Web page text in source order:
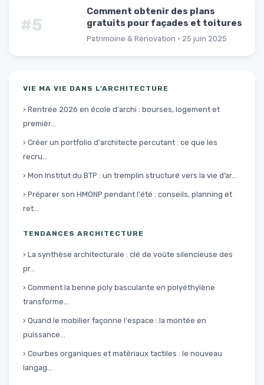
#5
Comment obtenir des plans
gratuits pour façades et toitures
Patrimoine & Rénovation · 25 juin 2025
VIE MA VIE DANS L'ARCHITECTURE
› Rentrée 2026 en école d'archi : bourses, logement et
premièr...
› Créer un portfolio d'architecte percutant : ce que les
recru...
› Mon Institut du BTP : un tremplin structuré vers la vie d’ar...
› Préparer son HMONP pendant l'été : conseils, planning et
ret...
TENDANCES ARCHITECTURE
› La synthèse architecturale : clé de voûte silencieuse des
pr...
› Comment la benne poly basculante en polyéthylène
transforme...
› Quand le mobilier façonne l'espace : la montée en
puissance...
› Courbes organiques et matériaux tactiles : le nouveau
langag...